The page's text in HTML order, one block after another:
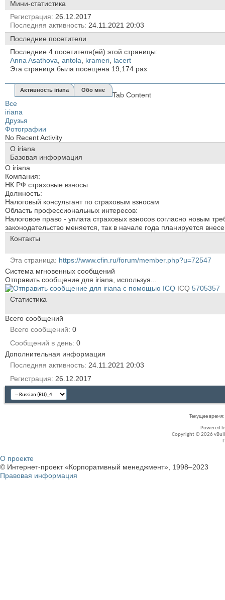
Мини-статистика
Регистрация
26.12.2017
Последняя активность 24.11.2021 20:03
Последние посетители
Последние 4 посетителя(ей) этой страницы:
Anna Asathova antola krameri lacert
Эта страница была посещена 19,174 раз
Активность iriana Обо мне
Tab Content
Все
iriana
Друзья
Фотографии
No Recent Activity
О iriana
Базовая информация
О iriana
Компания:
НК РФ страховые взносы
Должность:
Налоговый консультант по страховым взносам
Область профессиональных интересов:
Налоговое право - уплата страховых взносов согласно новым
законодательство меняется, так в начале года планируется
Контакты
Эта страница
https://www.cfin.ru/forum/member.php?u=72547
Система мгновенных сообщений
Отправить сообщение для iriana, используя...
ICQ 5705357
Статистика
Всего сообщений
Всего сообщений 0
Сообщений в день 0
Дополнительная информация
Последняя активность 24.11.2021 20:03
Регистрация
26.12.2017
Текущее время:
Powered
Copyright © 2026
О проекте
© Интернет-проект «Корпоративный менеджмент», 1998–2023
Правовая информация